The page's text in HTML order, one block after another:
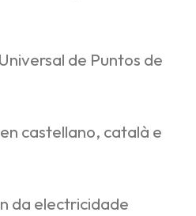
de Puntos de
castellano, català e
da electricidade